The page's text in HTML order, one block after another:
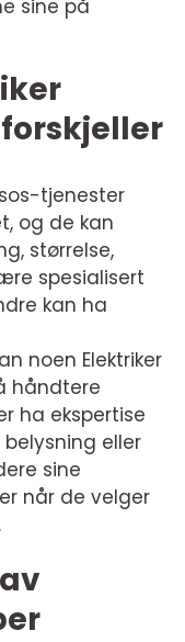
sine på
tjenester
og de kan
størrelse,
spesialisert
kan ha
noen Elektriker
håndtere
ha ekspertise
eller
sine
når de velger